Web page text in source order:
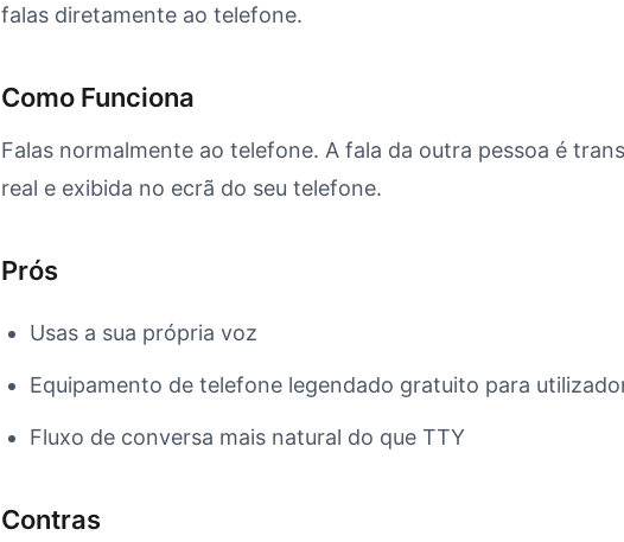
falas diretamente ao telefone.
Como Funciona
Falas normalmente ao telefone. A fala da outra pessoa é
real e exibida no ecrã do seu telefone.
Prós
Usas a sua própria voz
Equipamento de telefone legendado gratuito para
Fluxo de conversa mais natural do que TTY
Contras